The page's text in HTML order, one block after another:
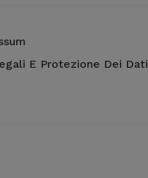
E Protezione Dei Dati